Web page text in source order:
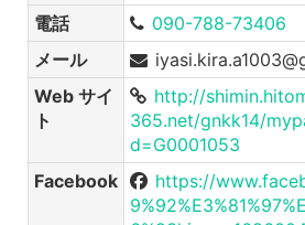
電話
090-788-73406
メール
Web サイ
ト
http://
365.net/gnkk14/
d=G0001053
Facebook
https://